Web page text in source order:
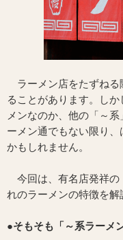
ラーメン店をたずねる
ることがあります。し
メンなのか、他の「～
ーメン通でもない限り
かもしれません。
今回は、有名店発祥の
れのラーメンの特徴を解
●そもそも「～系ラーメ